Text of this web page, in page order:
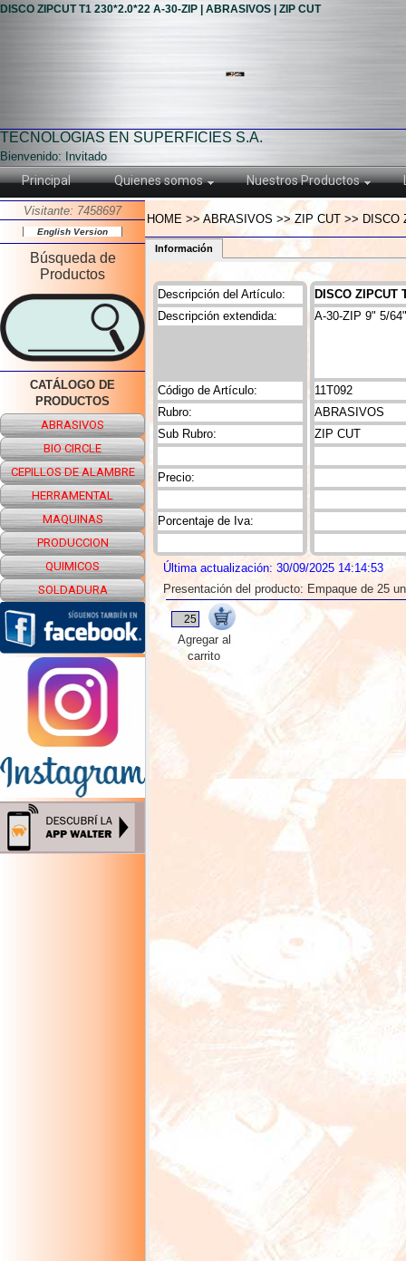
DISCO ZIPCUT T1 230*2.0*22 A-30-ZIP | ABRASIVOS | ZIP CUT
TECNOLOGIAS EN SUPERFICIES S.A.
Bienvenido: Invitado
Principal Quienes somos Nuestros Productos
Visitante: 7458697
English Version
Búsqueda de
Productos
CATÁLOGO DE
PRODUCTOS
ABRASIVOS
BIO CIRCLE
CEPILLOS DE ALAMBRE
HERRAMENTAL
MAQUINAS
PRODUCCION
QUIMICOS
SOLDADURA
HOME >> ABRASIVOS >> ZIP CUT >> DISCO
Información
Descripción del Artículo:
Código de Artículo:
Rubro:
Sub Rubro:
Precio:
Descripción extendida:
Porcentaje de Iva:
DISCO ZIPCUT
11T092
ABRASIVOS
ZIP CUT
A-30-ZIP 9" 5/
Última actualización: 30/09/2025 14:14:53
Presentación del producto: Empaque de 25
Agregar al
carrito